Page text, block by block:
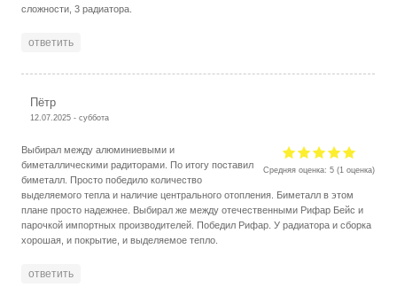
сложности, 3 радиатора.
ответить
Пётр
12.07.2025 - суббота
Средняя оценка:5 (1 оценка)
Выбирал между алюминиевыми и
биметаллическими радиторами. По итогу поставил
биметалл. Просто победило количество
выделяемого тепла и наличие центрального отопления. Биметалл в этом
плане просто надежнее. Выбирал же между отечественными Рифар Бейс и
парочкой импортных производителей. Победил Рифар. У радиатора и сборка
хорошая, и покрытие, и выделяемое тепло.
ответить